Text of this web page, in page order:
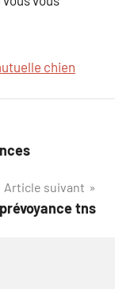
chien
Article suivant
tns